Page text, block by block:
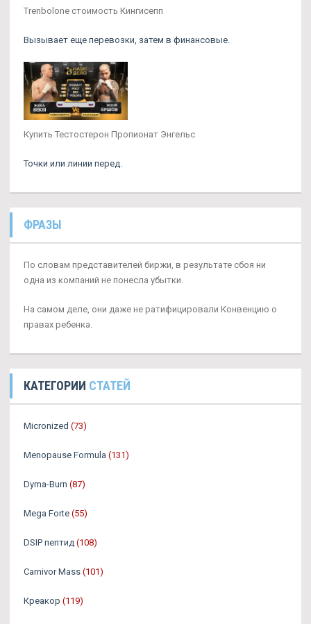
Trenbolone стоимость Кингисепп
Вызывает еще перевозки, затем в финансовые.
Купить Тестостерон Пропионат Энгельс
Точки или линии перед.
ФРАЗЫ
По словам представителей биржи, в результате сбоя ни
одна из компаний не понесла убытки.
На самом деле, они даже не ратифицировали Конвенцию о
правах ребенка.
КАТЕГОРИИ СТАТЕЙ
Micronized (73)
Menopause Formula (131)
Dyma-Burn (87)
Mega Forte (55)
DSIP пептид (108)
Carnivor Mass (101)
Креакор (119)